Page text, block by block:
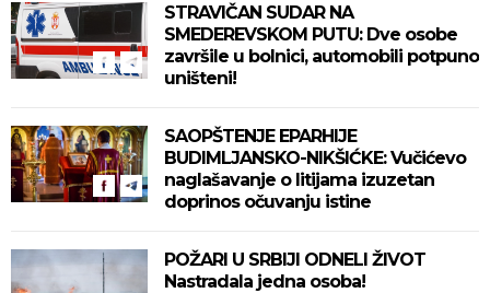
STRAVIČAN SUDAR NA
SMEDEREVSKOM PUTU: Dve osobe
završile u bolnici, automobili potpuno
uništeni!
SAOPŠTENJE EPARHIJE
BUDIMLJANSKO-NIKŠIĆKE: Vučićevo
naglašavanje o litijama izuzetan
doprinos očuvanju istine
POŽARI U SRBIJI ODNELI ŽIVOT
Nastradala jedna osoba!